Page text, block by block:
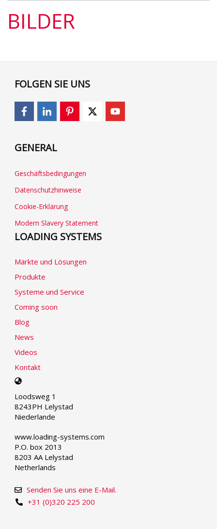
BILDER
FOLGEN SIE UNS
GENERAL
Geschäftsbedingungen
Datenschutzhinweise
Cookie-Erklärung
Modern Slavery Statement
LOADING SYSTEMS
Märkte und Lösungen
Produkte
Systeme und Service
Coming soon
Blog
News
Videos
Kontakt
Select
language
Loodsweg 1
8243PH Lelystad
Niederlande
www.loading-systems.com
P.O. box 2013
8203 AA Lelystad
Netherlands
+31 (0)320 225 200
Senden Sie uns eine E-Mail.